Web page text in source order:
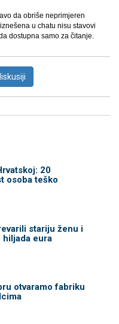
da obriše neprimjeren
u chatu nisu stavovi
dostupna samo za čitanje.
20
osoba teško
stariju ženu i
eura
otvaramo fabriku